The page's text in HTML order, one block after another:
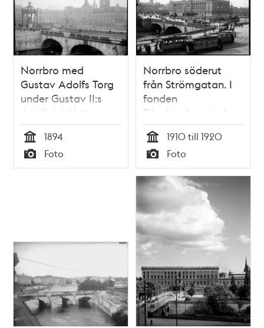
Norrbro med
Gustav Adolfs Torg
under Gustav II:s
Adolfsjubiléet
Tid
1894
Typ
Foto
Norrbro söderut
från Strömgatan. I
fonden
Riksdagshuset på
Helgeandsholmen
Tid
1910 till 1920
Typ
Foto